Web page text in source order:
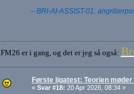
– BRI-AI-ASSIST-01:
FM26 er i gang, og det er jeg så også:
Første ligatest: Teorien møder
« Svar #18: 20 Apr 2026, 08:34 »